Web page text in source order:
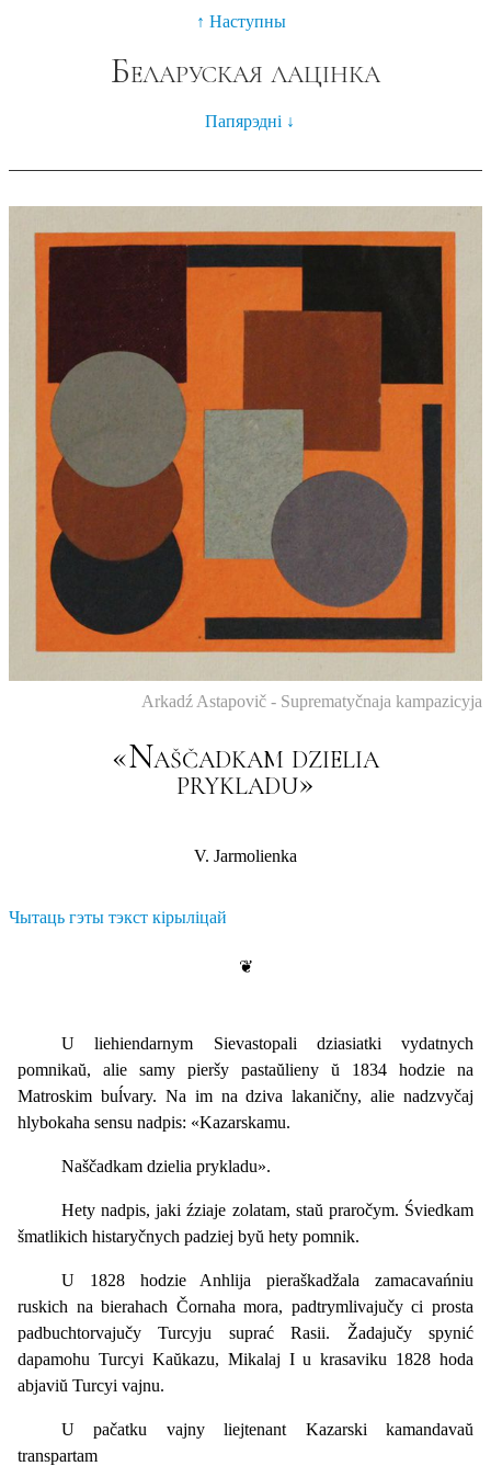
Наступны
Беларуская лацінка
Папярэдні
«Naščadkam dzielia
prykladu»
V. Jarmolienka
Чытаць гэты тэкст кірыліцай
U liehiendarnym Sievastopali dziasiatki vydatnych
pomnikaŭ, alie samy pieršy pastaŭlieny ŭ 1834 hodzie na
Matroskim buĺvary. Na im na dziva lakaničny, alie nadzvyčaj
hlybokaha sensu nadpis: «Kazarskamu.
Naščadkam dzielia prykladu».
Hety nadpis, jaki źziaje zolatam, staŭ praročym. Śviedkam
šmatlikich histaryčnych padziej byŭ hety pomnik.
U 1828 hodzie Anhlija pieraškadžala zamacavańniu
ruskich na bierahach Čornaha mora, padtrymlivajučy ci prosta
padbuchtorvajučy Turcyju suprać Rasii. Žadajučy spynić
dapamohu Turcyi Kaŭkazu, Mikalaj I u krasaviku 1828 hoda
abjaviŭ Turcyi vajnu.
U pačatku vajny liejtenant Kazarski kamandavaŭ
transpartam